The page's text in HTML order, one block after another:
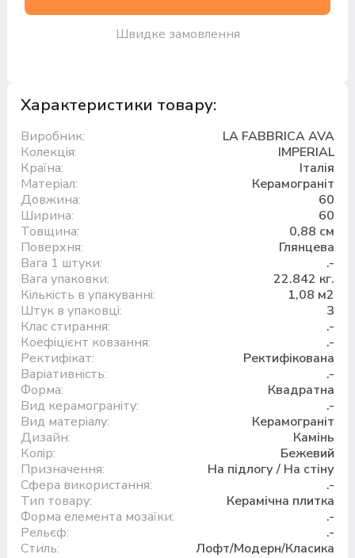
Швидке замовлення
Характеристики товару:
Виробник:
LA FABBRICA AVA
Колекція:
IMPERIAL
Країна:
Італія
Матеріал:
Керамограніт
Довжина:
60
Ширина:
60
Товщина:
0,88 см
Поверхня:
Глянцева
Вага 1 штуки:
.-
Вага упаковки:
22.842 кг.
Кількість в упакуванні:
1,08 м2
Штук в упаковці:
3
Клас стирання:
.-
Коефіцієнт ковзання:
.-
Ректифікат:
Ректифікована
Варіативність:
.-
Форма:
Квадратна
Вид керамограніту:
.-
Вид матеріалу:
Керамограніт
Дизайн:
Камінь
Колір:
Бежевий
Призначення:
На підлогу / На стіну
Сфера використання:
.-
Тип товару:
Керамічна плитка
Форма елемента мозаїки:
.-
Рельєф:
.-
Стиль:
Лофт/Модерн/Класика